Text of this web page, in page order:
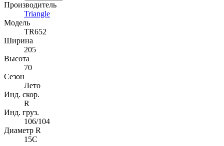
Производитель
Triangle
Модель
TR652
Ширина
205
Высота
70
Сезон
Лето
Инд. скор.
R
Инд. груз.
106/104
Диаметр R
15C